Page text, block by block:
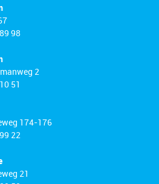
98
2
51
174-176
22
21